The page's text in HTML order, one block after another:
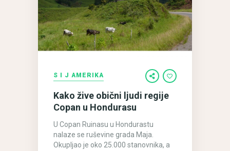
S I J AMERIKA
Kako žive obični ljudi regije
Copan u Hondurasu
U Copan Ruinasu u Hondurastu
nalaze se ruševine grada Maja.
Okupljao je oko 25.000 stanovnika, a